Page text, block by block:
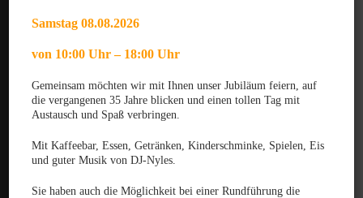
Gratulation zum Fachtierarzt für Chirurgie der
Kleintiere
MÄRZ 2025
Gratulation zum VTCert Emergency and Critical
Care
Kontakt
Samstag 08.08.2026
von 10:00 Uhr – 18:00 Uhr
Gemeinsam möchten wir mit Ihnen unser Jubiläum feiern, auf
die vergangenen 35 Jahre blicken und einen tollen Tag mit
Austausch und Spaß verbringen.
Mit Kaffeebar, Essen, Getränken, Kinderschminke, Spielen, Eis
und guter Musik von DJ-Nyles.
Sie haben auch die Möglichkeit bei einer Rundführung die